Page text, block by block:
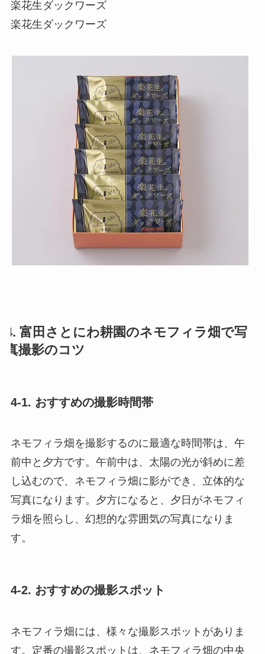
楽花生ダックワーズ
楽花生ダックワーズ
4. 富田さとにわ耕園のネモフィラ畑で写
真撮影のコツ
4-1. おすすめの撮影時間帯
ネモフィラ畑を撮影するのに最適な時間帯は、午
前中と夕方です。午前中は、太陽の光が斜めに差
し込むので、ネモフィラ畑に影ができ、立体的な
写真になります。夕方になると、夕日がネモフィ
ラ畑を照らし、幻想的な雰囲気の写真になりま
す。
4-2. おすすめの撮影スポット
ネモフィラ畑には、様々な撮影スポットがありま
す。定番の撮影スポットは、ネモフィラ畑の中央